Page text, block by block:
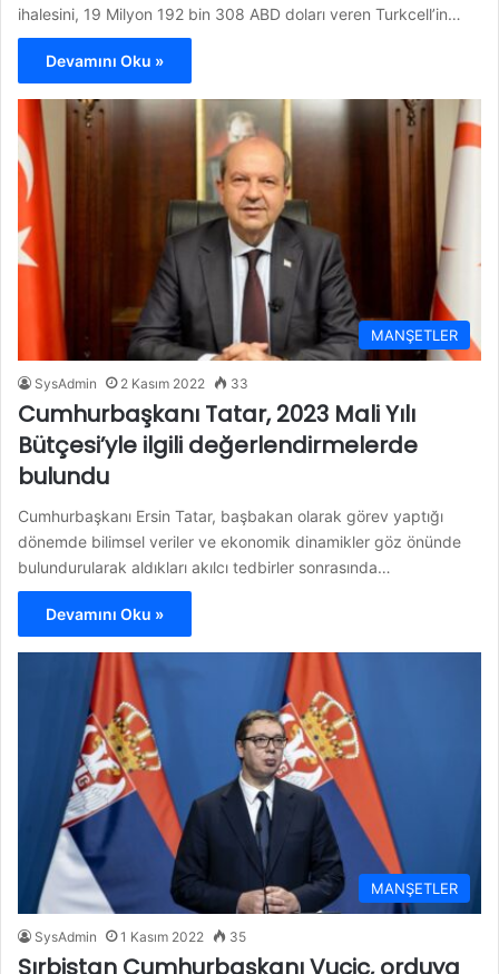
ihalesini, 19 Milyon 192 bin 308 ABD doları veren Turkcell’in…
Devamını Oku »
MANŞETLER
SysAdmin 2 Kasım 2022 33
Cumhurbaşkanı Tatar, 2023 Mali Yılı
Bütçesi’yle ilgili değerlendirmelerde
bulundu
Cumhurbaşkanı Ersin Tatar, başbakan olarak görev yaptığı
dönemde bilimsel veriler ve ekonomik dinamikler göz önünde
bulundurularak aldıkları akılcı tedbirler sonrasında…
Devamını Oku »
MANŞETLER
SysAdmin 1 Kasım 2022 35
Sırbistan Cumhurbaşkanı Vucic, orduya